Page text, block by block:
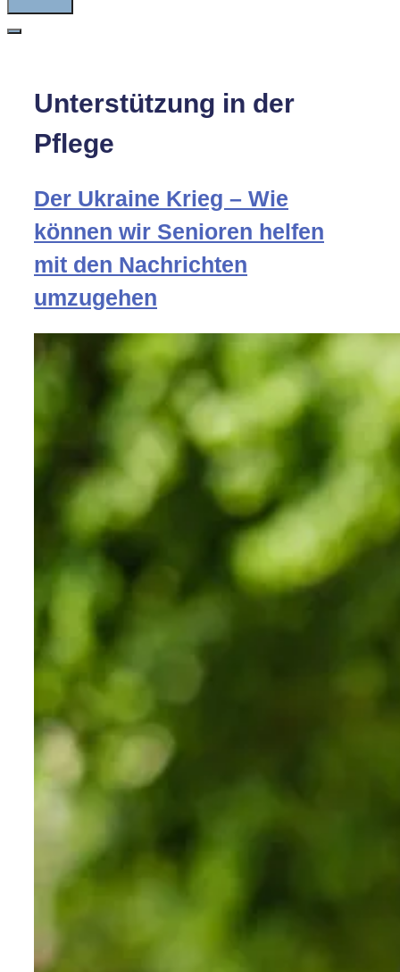
Unterstützung in der
Pflege
Der Ukraine Krieg – Wie
können wir Senioren helfen
mit den Nachrichten
umzugehen